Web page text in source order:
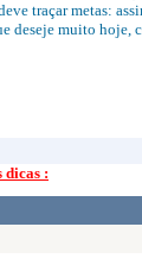
traçar metas:
deseje muito
dicas :